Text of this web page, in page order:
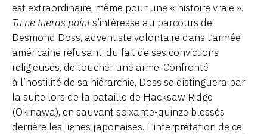
est extraordinaire, même pour une « histoire vraie ».
Tu ne tueras points’intéresse au parcours de
Desmond Doss, adventiste volontaire dans l’armée
américaine refusant, du fait de ses convictions
religieuses, de toucher une arme. Confronté
à l’hostilité de sa hiérarchie, Doss se distinguera par
la suite lors de la bataille de Hacksaw Ridge
(Okinawa), en sauvant soixante-quinze blessés
derrière les lignes japonaises. L’interprétation de ce